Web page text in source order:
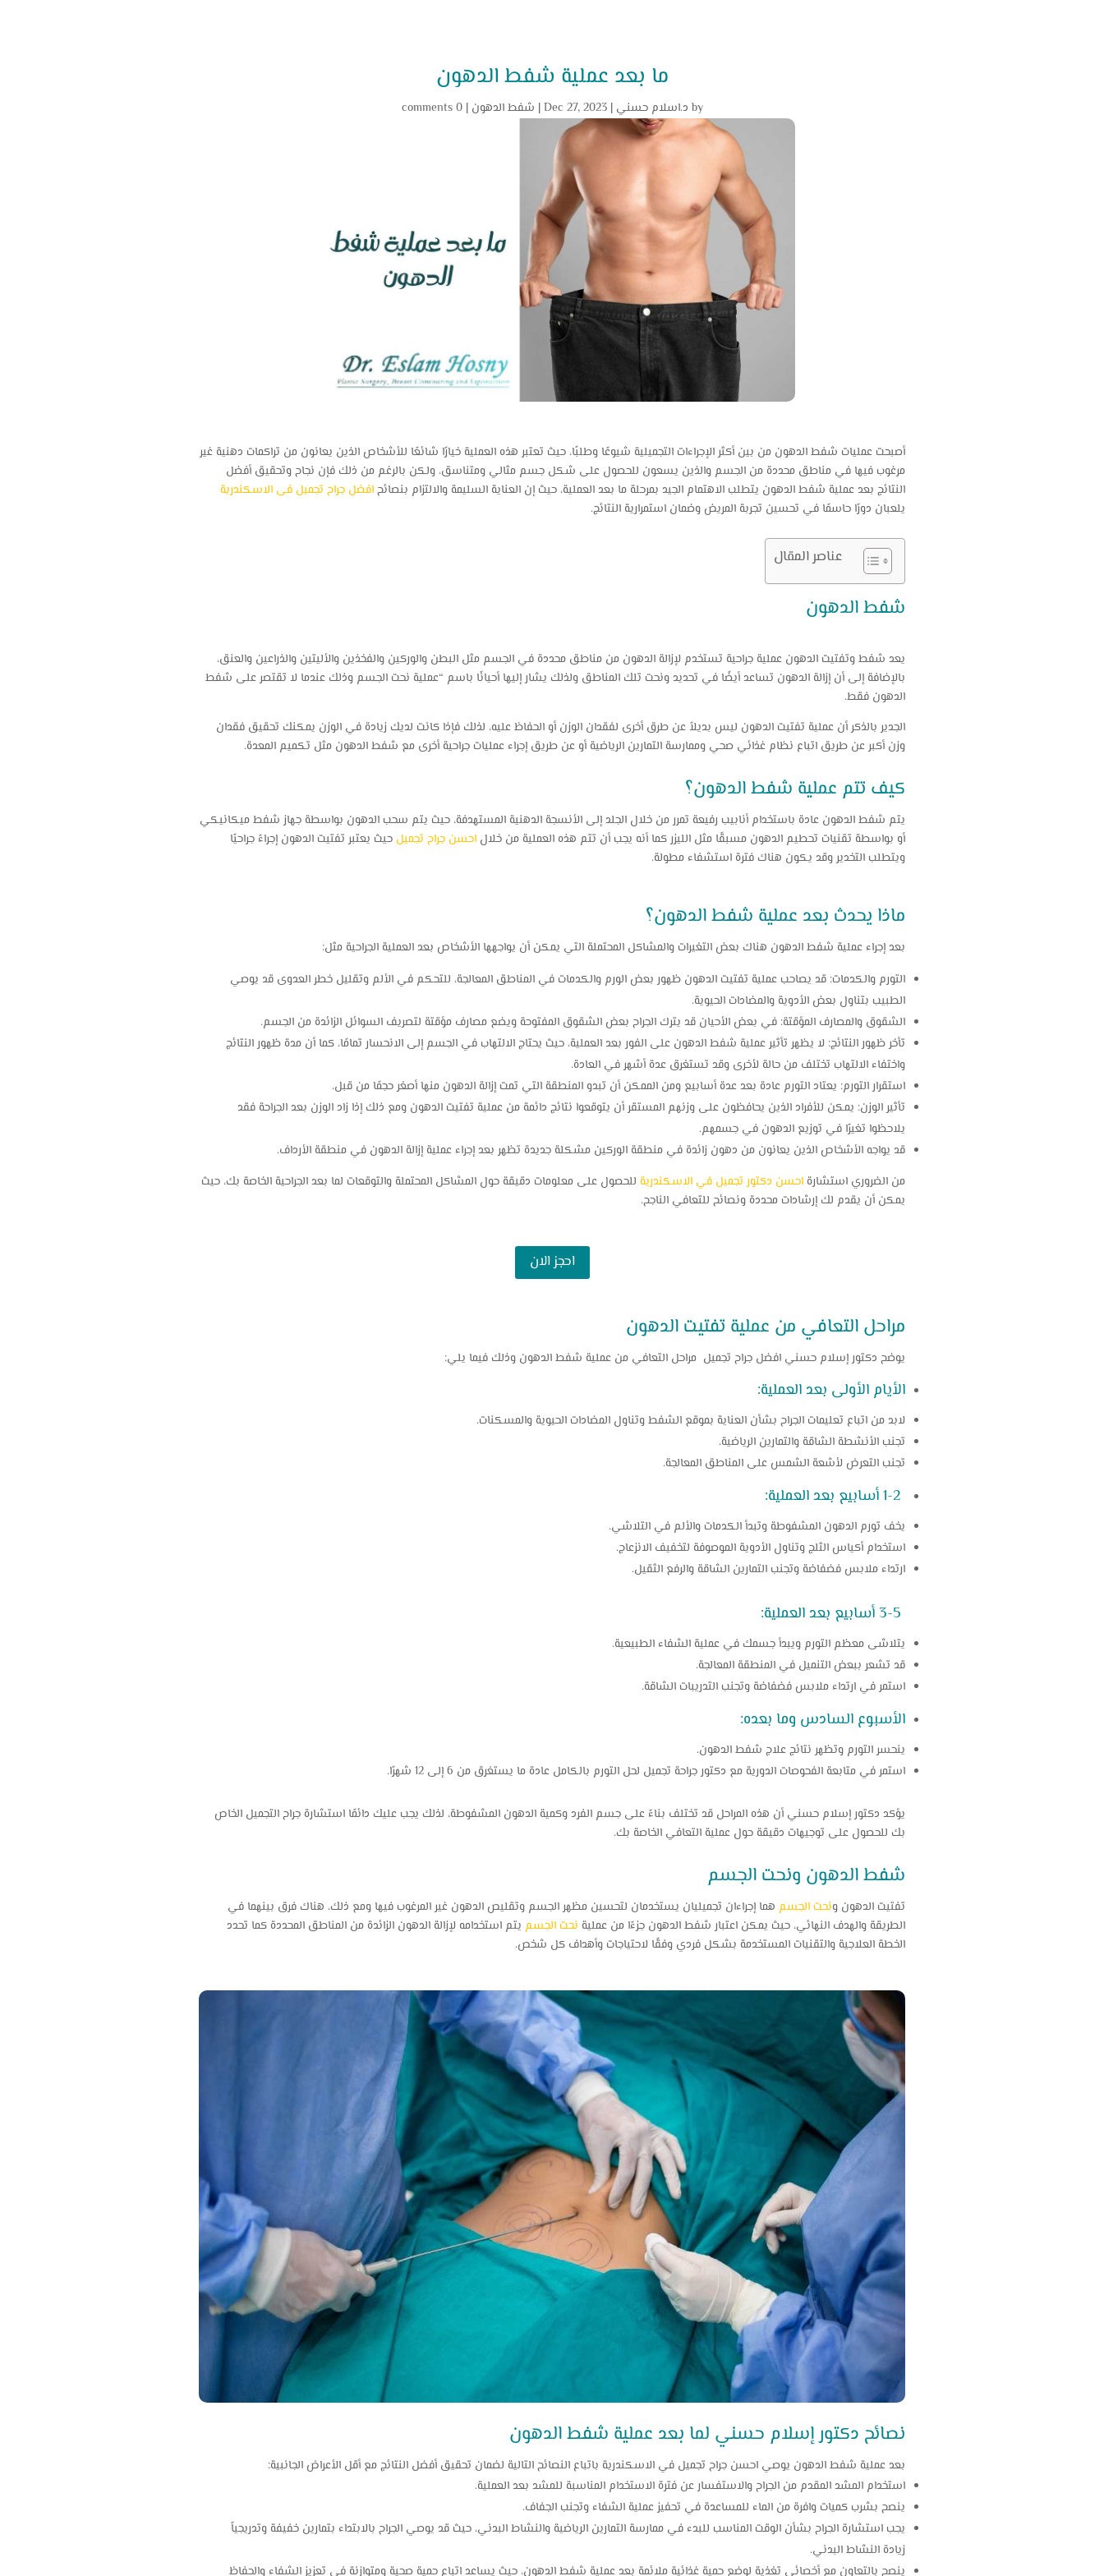
ما بعد عملية شفط الدهون
by د.اسلام حسني |
Dec 27, 2023
| شفط الدهون |
0 comments
أصبحت عمليات شفط الدهون من بين أكثر الإجراءات التجميلية شيوعًا وطلبًا، حيث تعتبر هذه العملية خيارًا شائعًا للأشخاص الذين يعانون من تراكمات دهنية غير
مرغوب فيها في مناطق محددة من الجسم والذين يسعون للحصول على شكل جسم مثالي ومتناسق، ولكن بالرغم من ذلك فإن نجاح وتحقيق أفضل
النتائج بعد عملية شفط الدهون يتطلب الاهتمام الجيد بمرحلة ما بعد العملية، حيث إن العناية السليمة والالتزام بنصائحافضل جراح تجميل فى الاسكندرية
يلعبان دورًا حاسمًا في تحسين تجربة المريض وضمان استمرارية النتائج.
عناصر المقال
شفط الدهون
يعد شفط وتفتيت الدهون عملية جراحية تستخدم لإزالة الدهون من مناطق محددة في الجسم مثل البطن والوركين والفخذين والأليتين والذراعين والعنق،
بالإضافة إلى أن إزالة الدهون تساعد أيضًا في تحديد ونحت تلك المناطق ولذلك يشار إليها أحيانًا باسم “عملية نحت الجسم وذلك عندما لا تقتصر على شفط
الدهون فقط.
الجدير بالذكر أن عملية تفتيت الدهون ليس بديلاً عن طرق أخرى لفقدان الوزن أو الحفاظ عليه، لذلك فإذا كانت لديك زيادة في الوزن يمكنك تحقيق فقدان
وزن أكبر عن طريق اتباع نظام غذائي صحي وممارسة التمارين الرياضية أو عن طريق إجراء عمليات جراحية أخرى مع شفط الدهون مثل تكميم المعدة.
كيف تتم عملية شفط الدهون؟
يتم شفط الدهون عادة باستخدام أنابيب رفيعة تمرر من خلال الجلد إلى الأنسجة الدهنية المستهدفة، حيث يتم سحب الدهون بواسطة جهاز شفط ميكانيكي
أو بواسطة تقنيات تحطيم الدهون مسبقًا مثل الليزر كما أنه يجب أن تتم هذه العملية من خلال احسن جراح تجميل حيث يعتبر تفتيت الدهون إجراءً جراحيًا
ويتطلب التخدير وقد يكون هناك فترة استشفاء مطولة.
ماذا يحدث بعد عملية شفط الدهون؟
بعد إجراء عملية شفط الدهون هناك بعض التغيرات والمشاكل المحتملة التي يمكن أن يواجهها الأشخاص بعد العملية الجراحية مثل:
التورم والكدمات: قد يصاحب عملية تفتيت الدهون ظهور بعض الورم والكدمات في المناطق المعالجة، للتحكم في الألم وتقليل خطر العدوى قد يوصي
الطبيب بتناول بعض الأدوية والمضادات الحيوية.
الشقوق والمصارف المؤقتة: في بعض الأحيان قد يترك الجراح بعض الشقوق المفتوحة ويضع مصارف مؤقتة لتصريف السوائل الزائدة من الجسم.
تأخر ظهور النتائج: لا يظهر تأثير عملية شفط الدهون على الفور بعد العملية، حيث يحتاج الالتهاب في الجسم إلى الانحسار تمامًا، كما أن مدة ظهور النتائج
واختفاء الالتهاب تختلف من حالة لأخرى وقد تستغرق عدة أشهر في العادة.
استقرار التورم: يعتاد التورم عادة بعد عدة أسابيع ومن الممكن أن تبدو المنطقة التي تمت إزالة الدهون منها أصغر حجمًا من قبل.
تأثير الوزن: يمكن للأفراد الذين يحافظون على وزنهم المستقر أن يتوقعوا نتائج دائمة من عملية تفتيت الدهون ومع ذلك إذا زاد الوزن بعد الجراحة فقد
يلاحظوا تغيرًا في توزيع الدهون في جسمهم.
قد يواجه الأشخاص الذين يعانون من دهون زائدة في منطقة الوركين مشكلة جديدة تظهر بعد إجراء عملية إزالة الدهون في منطقة الأرداف.
من الضروري استشارة احسن دكتور تجميل في الاسكندرية للحصول على معلومات دقيقة حول المشاكل المحتملة والتوقعات لما بعد الجراحية الخاصة بك، حيث
يمكن أن يقدم لك إرشادات محددة ونصائح للتعافي الناجح.
احجز الان
مراحل التعافي من عملية تفتيت الدهون
يوضح دكتور إسلام حسني افضل جراح تجميل مراحل التعافي من عملية شفط الدهون وذلك فيما يلي:
الأيام الأولى بعد العملية:
لابد من اتباع تعليمات الجراح بشأن العناية بموقع الشفط وتناول المضادات الحيوية والمسكنات.
تجنب الأنشطة الشاقة والتمارين الرياضية.
تجنب التعرض لأشعة الشمس على المناطق المعالجة.
يخف تورم الدهون المشفوطة وتبدأ الكدمات والألم في التلاشي.
استخدام أكياس الثلج وتناول الأدوية الموصوفة لتخفيف الانزعاج.
ارتداء ملابس فضفاضة وتجنب التمارين الشاقة والرفع الثقيل.
يتلاشى معظم التورم ويبدأ جسمك في عملية الشفاء الطبيعية.
قد تشعر ببعض التنميل في المنطقة المعالجة.
استمر في ارتداء ملابس فضفاضة وتجنب التدريبات الشاقة.
الأسبوع السادس وما بعده:
ينحسر التورم وتظهر نتائج علاج شفط الدهون.
استمر في متابعة الفحوصات الدورية مع دكتور جراحة تجميل لحل التورم بالكامل عادة ما يستغرق من 6 إلى 12 شهرًا.
يؤكد دكتور إسلام حسني أن هذه المراحل قد تختلف بناءً على جسم الفرد وكمية الدهون المشفوطة، لذلك يجب عليك دائمًا استشارة جراح التجميل الخاص
بك للحصول على توجيهات دقيقة حول عملية التعافي الخاصة بك.
شفط الدهون ونحت الجسم
تفتيت الدهون ونحت الجسم هما إجراءان تجميليان يستخدمان لتحسين مظهر الجسم وتقليص الدهون غير المرغوب فيها ومع ذلك، هناك فرق بينهما في
الطريقة والهدف النهائي، حيث يمكن اعتبار شفط الدهون جزءًا من عملية نحت الجسم يتم استخدامه لإزالة الدهون الزائدة من المناطق المحددة كما تحدد
الخطة العلاجية والتقنيات المستخدمة بشكل فردي وفقًا لاحتياجات وأهداف كل شخص.
نصائح دكتور إسلام حسني لما بعد عملية شفط الدهون
بعد عملية شفط الدهون يوصي احسن جراح تجميل في الاسكندرية باتباع النصائح التالية لضمان تحقيق أفضل النتائج مع أقل الأعراض الجانبية:
استخدام المشد المقدم من الجراح والاستفسار عن فترة الاستخدام المناسبة للمشد بعد العملية.
ينصح بشرب كميات وافرة من الماء للمساعدة في تحفيز عملية الشفاء وتجنب الجفاف.
يجب استشارة الجراح بشأن الوقت المناسب للبدء في ممارسة التمارين الرياضية والنشاط البدني، حيث قد يوصي الجراح بالابتداء بتمارين خفيفة وتدريجياً
زيادة النشاط البدني.
ينصح بالتعاون مع أخصائي تغذية لوضع حمية غذائية ملائمة بعد عملية شفط الدهون، حيث يساعد اتباع حمية صحية ومتوازنة في تعزيز الشفاء والحفاظ